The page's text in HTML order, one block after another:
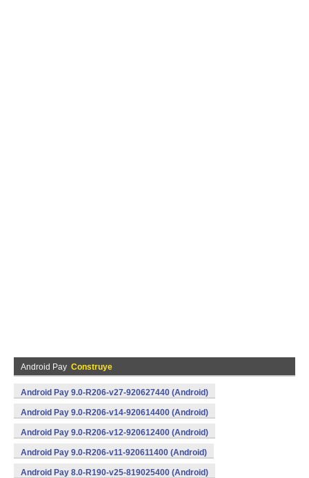
Android Pay Construye
Android Pay 9.0-R206-v27-920627440 (Android)
Android Pay 9.0-R206-v14-920614400 (Android)
Android Pay 9.0-R206-v12-920612400 (Android)
Android Pay 9.0-R206-v11-920611400 (Android)
Android Pay 8.0-R190-v25-819025400 (Android)